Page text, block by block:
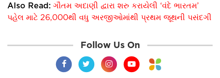
Also Read: ગૌતમ અદાણી દ્વારા શરુ કરાયેલી ‘વંદે ભારતમ’
પહેલ માટે 26,000થી વધુ અરજીઓમાંથી પ્રથમ જૂથની પસંદગી
Follow Us On